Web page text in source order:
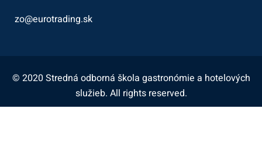
zo@eurotrading.sk
© 2020 Stredná odborná škola gastronómie a hotelových
služieb. All rights reserved.